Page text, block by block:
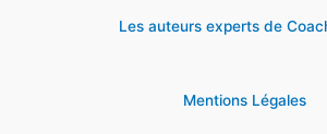
Les auteurs experts de
Mentions Légales